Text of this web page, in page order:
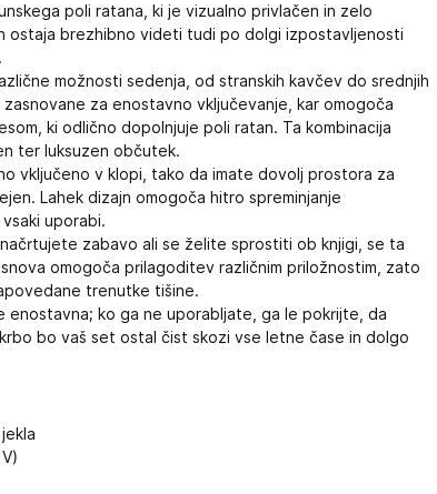
poli ratana, ki je vizualno privlačen in zelo
ostaja brezhibno videti tudi po dolgi izpostavljenosti
možnosti sedenja, od stranskih kavčev do srednjih
za enostavno vključevanje, kar omogoča
ki odlično dopolnjuje poli ratan. Ta kombinacija
ter luksuzen občutek.
vključeno v klopi, tako da imate dovolj prostora za
Lahek dizajn omogoča hitro spreminjanje
uporabi.
zabavo ali se želite sprostiti ob knjigi, se ta
omogoča prilagoditev različnim priložnostim, zato
trenutke tišine.
enostavna; ko ga ne uporabljate, ga le pokrijte, da
bo vaš set ostal čist skozi vse letne čase in dolgo